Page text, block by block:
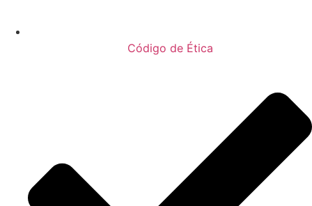
Código de Ética